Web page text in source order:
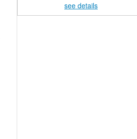
see details